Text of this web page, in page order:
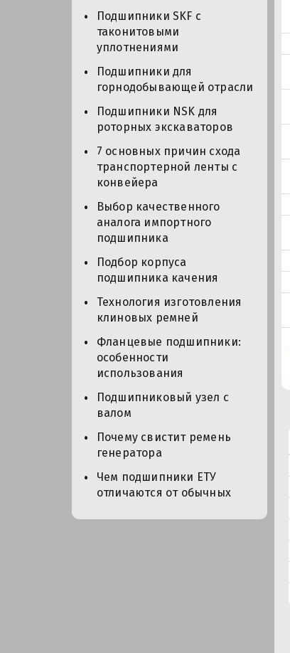
Подшипники SKF с
таконитовыми
уплотнениями
Подшипники для
горнодобывающей отрасли
Подшипники NSK для
роторных экскаваторов
7 основных причин схода
транспортерной ленты с
конвейера
Выбор качественного
аналога импортного
подшипника
Подбор корпуса
подшипника качения
Технология изготовления
клиновых ремней
Фланцевые подшипники:
особенности
использования
Подшипниковый узел с
валом
Почему свистит ремень
генератора
Чем подшипники ЕТУ
отличаются от обычных